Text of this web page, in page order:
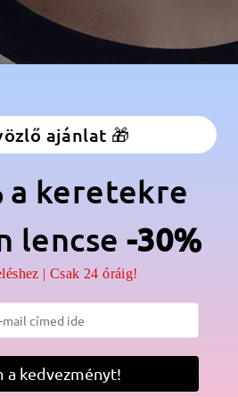
ajánlat 🎁
a keretekre
lencse -30%
| Csak 24 óráig!
a kedvezményt!